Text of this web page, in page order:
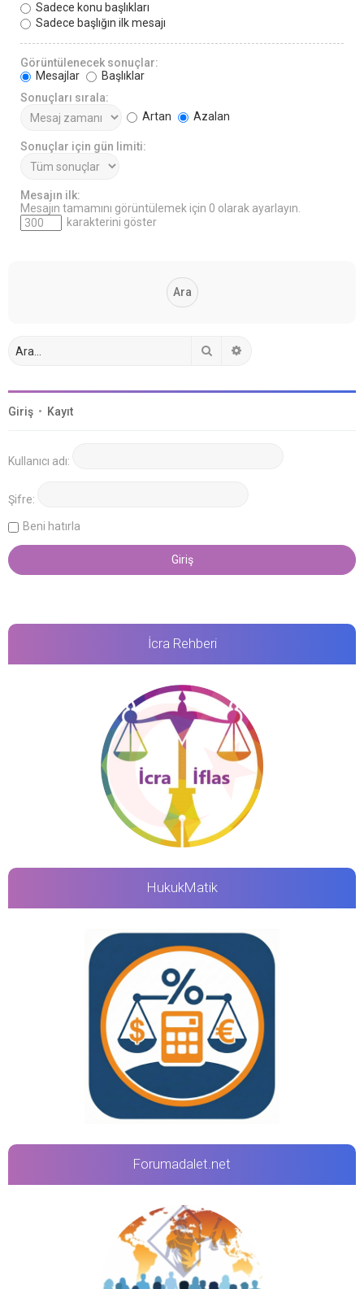
Sadece konu başlıkları
Sadece başlığın ilk mesajı
Görüntülenecek sonuçlar:
Mesajlar
Başlıklar
Sonuçları sırala:
Artan
Azalan
Sonuçlar için gün limiti:
Mesajın ilk:
Mesajın tamamını görüntülemek için 0 olarak ayarlayın.
karakterini göster
Giriş • Kayıt
Kullanıcı adı:
Şifre:
Beni hatırla
İcra Rehberi
HukukMatik
Forumadalet.net